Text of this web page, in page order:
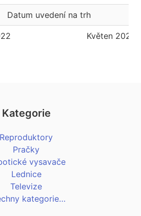
Datum uvedení na trh
Květen 2022
Kategorie
Reproduktory
Pračky
vysavače
Lednice
Televize
kategorie…